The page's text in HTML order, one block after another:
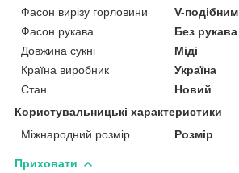
Фасон вирізу горловини
V-подібним
Фасон рукава
Без рукава
Довжина сукні
Міді
Країна виробник
Україна
Стан
Новий
Користувальницькі характеристики
Міжнародний розмір
Розмір
Приховати